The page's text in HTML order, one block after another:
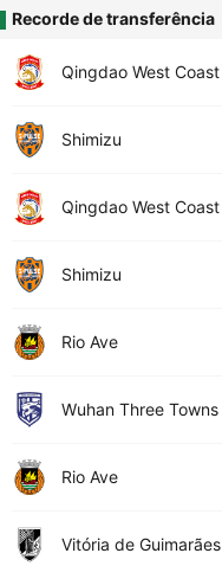
Recorde de transferência
Qingdao West Coast
Shimizu
Qingdao West Coast
Shimizu
Rio Ave
Wuhan Three Towns
Rio Ave
Vitória de Guimarães